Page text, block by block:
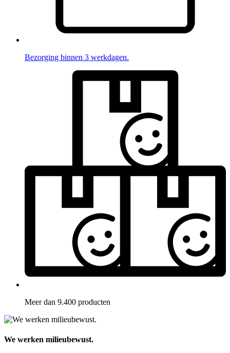
Bezorging binnen 3 werkdagen.
Meer dan 9.400 producten
We werken milieubewust.